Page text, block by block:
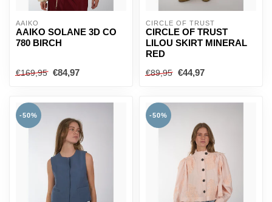
AAIKO
AAIKO SOLANE 3D CO
780 BIRCH
€169,95 €84,97
CIRCLE OF TRUST
CIRCLE OF TRUST
LILOU SKIRT MINERAL
RED
€89,95 €44,97
-50% -50%